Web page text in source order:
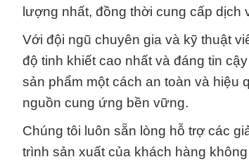
lượng nhất, đồng thời cung cấp
Với đội ngũ chuyên gia và kỹ thuật
độ tinh khiết cao nhất và đáng tin
sản phẩm một cách an toàn và hiệu
nguồn cung ứng bền vững.
Chúng tôi luôn sẵn lòng hỗ trợ các
trình sản xuất của khách hàng